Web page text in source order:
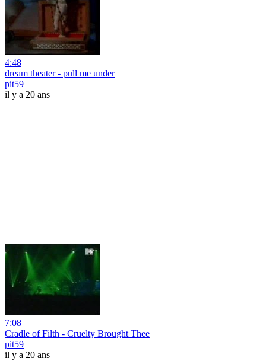
4:48
dream theater - pull me under
pit59
il y a 20 ans
7:08
Cradle of Filth - Cruelty Brought Thee
pit59
il y a 20 ans